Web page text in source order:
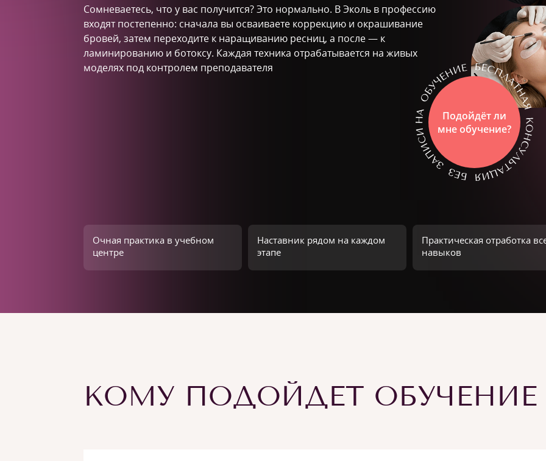
Сомневаетесь, что у вас получится? Это нормально. В Эколь в профессию
входят постепенно: сначала вы осваиваете коррекцию и окрашивание
бровей, затем переходите к наращиванию ресниц, а после — к
ламинированию и ботоксу. Каждая техника отрабатывается на живых
моделях под контролем преподавателя
Подойдёт ли
мне обучение?
Очная практика в учебном
центре
Наставник рядом на каждом
этапе
Практическая отработка
навыков
КОМУ ПОДОЙДЕТ ОБУЧЕНИЕ